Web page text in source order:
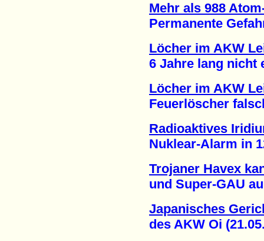
Mehr als 988
Permanente Gefahr
Löcher im AKW
6 Jahre lang nicht
Löcher im AKW
Feuerlöscher
Radioaktives
Nuklear-Alarm in
Trojaner Havex
und Super-GAU
Japanisches
des AKW Oi